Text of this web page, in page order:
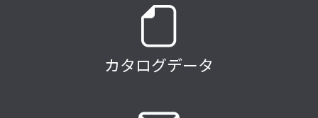
カタログデータ